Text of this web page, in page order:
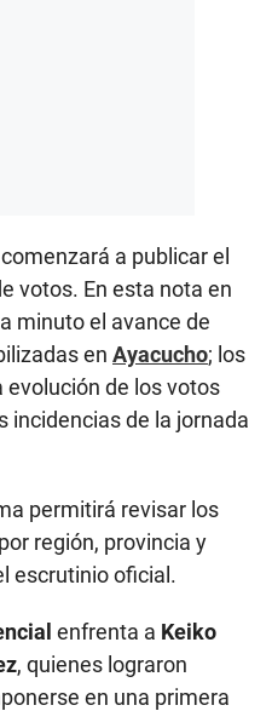
comenzará a publicar el
votos. En esta nota en
minuto el avance de
en Ayacucho; los
de los votos
incidencias de la jornada
permitirá revisar los
región, provincia y
escrutinio oficial.
enfrenta a Keiko
, quienes lograron
en una primera